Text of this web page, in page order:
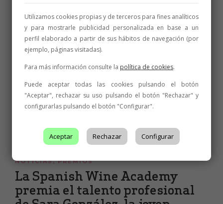
oro y dos de plata para sus
vinos de Albarín y Prieto
Picudo
El Sueño de las Alforjas repite éxito en la categoría de ecológicos y
la excelencia enológica Siete medallas de oro y dos de plata es el
bodegas de...
4 de marzo de 2023 2 min
NOTICIAS,PREMIOS
La Spanish Wine Academy
premia el talento profesional
Utilizamos cookies propias y de terceros para fines analíticos
y para mostrarle publicidad personalizada en base a un
perfil elaborado a partir de sus hábitos de navegación (por
ejemplo, páginas visitadas).
Para más información consulte la política de cookies.
Puede aceptar todas las cookies pulsando el botón
"Aceptar", rechazar su uso pulsando el botón "Rechazar" y
configurarlas pulsando el botón "Configurar".
Aceptar Rechazar Configurar